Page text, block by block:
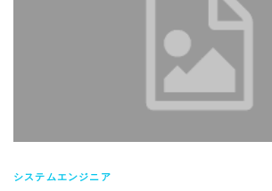
システムエンジニア